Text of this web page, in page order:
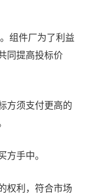
组件厂为了利益
同提高投标价
方须支付更高的
手中。
权利，符合市场